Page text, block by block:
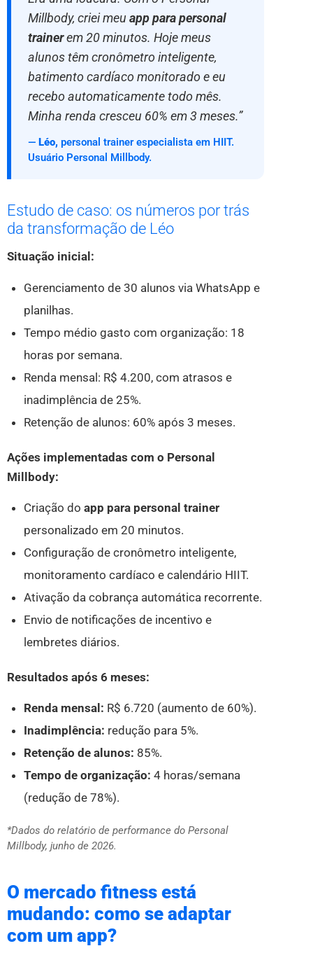
Millbody, criei meu app para personal
trainerem 20 minutos. Hoje meus
alunos têm cronômetro inteligente,
batimento cardíaco monitorado e eu
recebo automaticamente todo mês.
Minha renda cresceu 60% em 3 meses.”
— Léo, personal trainer especialista em HIIT.
Usuário Personal Millbody.
Estudo de caso: os números por trás
da transformação de Léo
Situação inicial:
Gerenciamento de 30 alunos via WhatsApp e
planilhas.
Tempo médio gasto com organização: 18
horas por semana.
Renda mensal: R$ 4.200, com atrasos e
inadimplência de 25%.
Retenção de alunos: 60% após 3 meses.
Ações implementadas com o Personal
Millbody:
Criação do app para personal trainer
personalizado em 20 minutos.
Configuração de cronômetro inteligente,
monitoramento cardíaco e calendário HIIT.
Ativação da cobrança automática recorrente.
Envio de notificações de incentivo e
lembretes diários.
Resultados após 6 meses:
Renda mensal: R$ 6.720 (aumento de 60%).
Inadimplência: redução para 5%.
Retenção de alunos: 85%.
Tempo de organização: 4 horas/semana
(redução de 78%).
*Dados do relatório de performance do Personal
Millbody, junho de 2026.
O mercado fitness está
mudando: como se adaptar
com um app?